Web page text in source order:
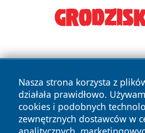
Nasza strona korzysta z
działała prawidłowo.
cookies i podobnych
zewnętrznych dostawców w
Copyright © 2026 czestochowanews.pl
zastrzeżone.